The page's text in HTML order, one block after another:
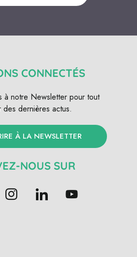
CONNECTÉS
à notre Newsletter pour tout
des dernières actus.
À LA NEWSLETTER
NOUS SUR